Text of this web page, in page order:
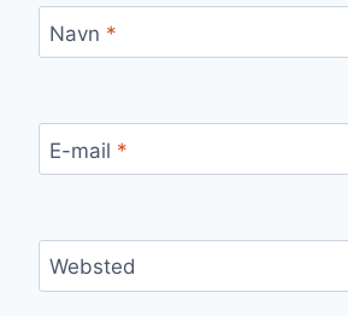
Navn *
E-mail *
Websted